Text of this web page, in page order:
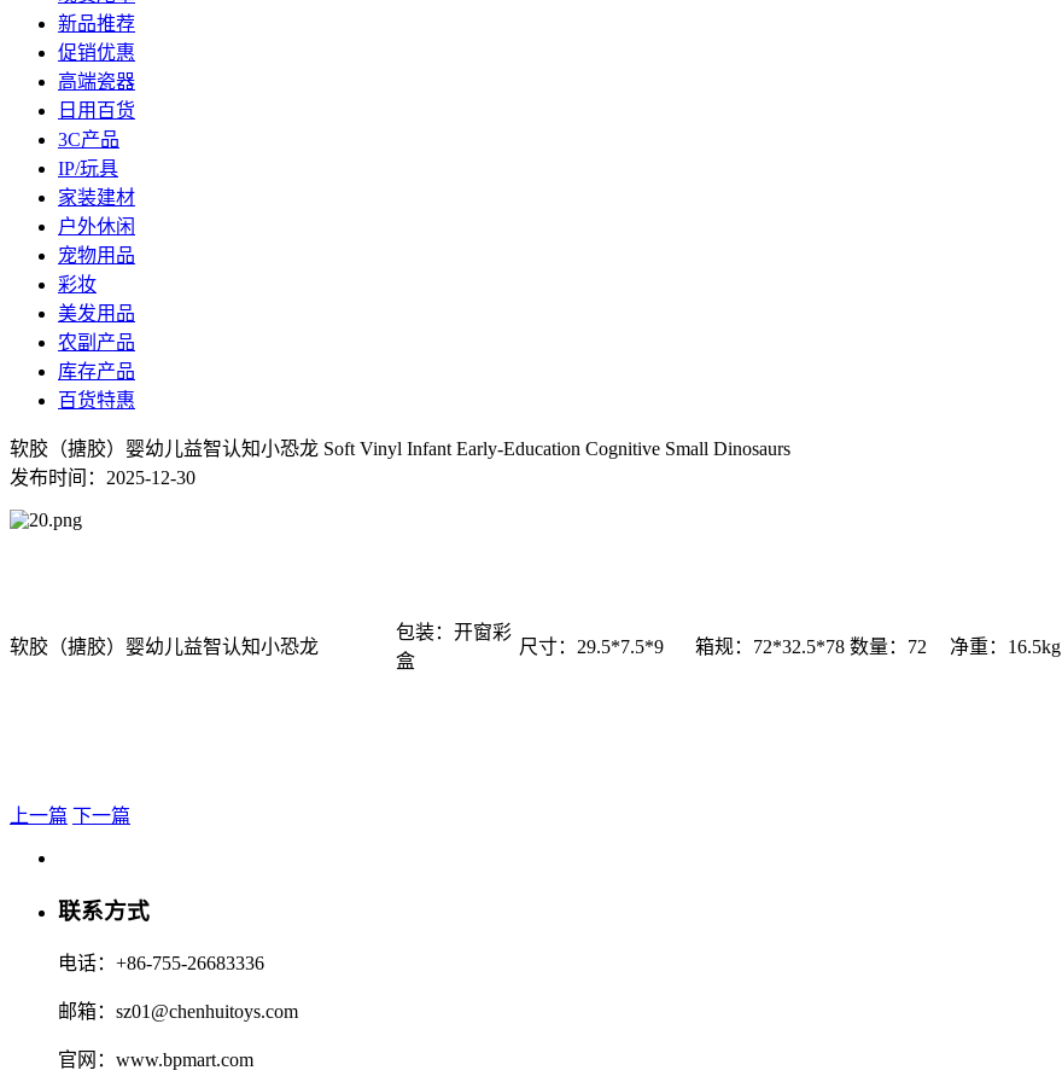
新品推荐
促销优惠
高端瓷器
日用百货
3C产品
IP/玩具
家装建材
户外休闲
宠物用品
彩妆
美发用品
农副产品
库存产品
百货特惠
软胶（搪胶）婴幼儿益智认知小恐龙 Soft Vinyl Infant Early-Education Cognitive Small Dinosaurs
发布时间：2025-12-30
软胶（搪胶）婴幼儿益智认知小恐龙
包装：开窗彩
盒
尺寸：29.5*7.5*9 箱规：72*32.5*78 数量：72 净重：16.5kg
上一篇 下一篇
联系方式
电话：+86-755-26683336
邮箱：sz01@chenhuitoys.com
官网：www.bpmart.com